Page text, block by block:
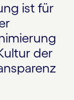
ist für
der